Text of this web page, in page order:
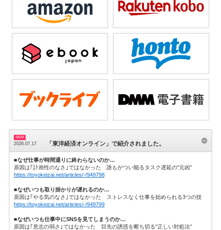
2026.07.17 「東洋経済オンライン」で紹介されました。
■なぜ仕事が時間通りに終わらないのか…
原因は｢計画性のなさ｣ではなかった 誰もがつい陥るタスク遅延の"元凶"
https://toyokeizai.net/articles/-/949798
■なぜいつも取り掛かりが遅れるのか…
原因は｢やる気のなさ｣ではなかった ストレスなく仕事を始められる3つの技
https://toyokeizai.net/articles/-/949799
■なぜいつも仕事中にSNSを見てしまうのか…
原因は｢意志の弱さ｣ではなかった 目先の誘惑を断ち切る"正しい対処法"